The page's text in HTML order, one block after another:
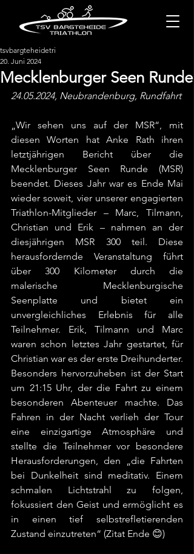
Mecklenburger Seen Runde
tsvbargteheidetri
20. Juni 2024
24.05.2024, Neubrandenburg, Rundfahrt
„Wir sehen uns auf der MSR“, mit
diesen Worten hat Anke Rath ihren
letztjährigen Bericht über die
Mecklenburger Seen Runde (MSR)
beendet. Dieses Jahr war es Ende Mai
wieder soweit, vier unserer engagierten
Triathlon-Mitglieder – Marc, Tilmann,
Christian und Erik – nahmen an der
diesjährigen MSR 300 teil. Diese
herausfordernde Veranstaltung führt
über 300 Kilometer durch die
malerische Mecklenburgische
Seenplatte und bietet ein
unvergleichliches Erlebnis für alle
Teilnehmer. Erik, Tilmann und Marc
waren schon letztes Jahr gestartet, für
Christian war es der erste Dreihunderter.
Besonders hervorzuheben ist der Start
um 21:15 Uhr, der die Fahrt zu einem
besonderen Abenteuer machte. Das
Fahren in der Nacht verlieh der Tour
eine einzigartige Atmosphäre und
stellte die Teilnehmer vor besondere
Herausforderungen, den „die Fahrten
bei Dunkelheit sind meditativ. Einem
schmalen Lichtstrahl zu folgen,
fokussiert den Geist und ermöglicht es
in einen tief selbstrefletierenden
Zustand einzutreten“ (Zitat Ende 😊)